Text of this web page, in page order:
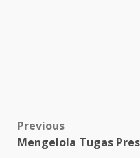
Post
Previous
Mengelola Tugas